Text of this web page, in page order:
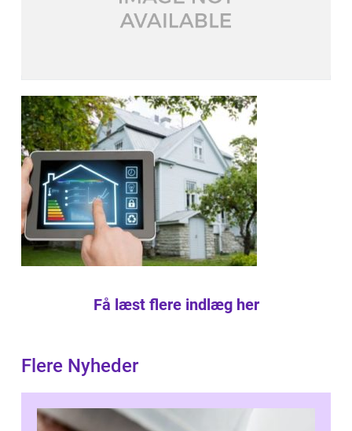
Få læst flere indlæg her
Flere Nyheder